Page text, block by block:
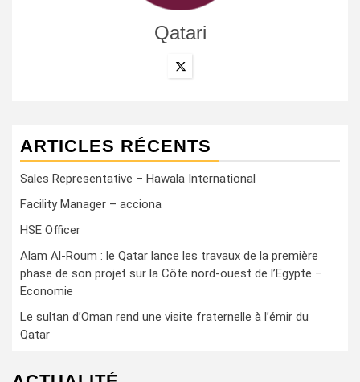
Qatari
ARTICLES RÉCENTS
Sales Representative – Hawala International
Facility Manager – acciona
HSE Officer
Alam Al-Roum : le Qatar lance les travaux de la première
phase de son projet sur la Côte nord-ouest de l’Egypte –
Economie
Le sultan d’Oman rend une visite fraternelle à l’émir du
Qatar